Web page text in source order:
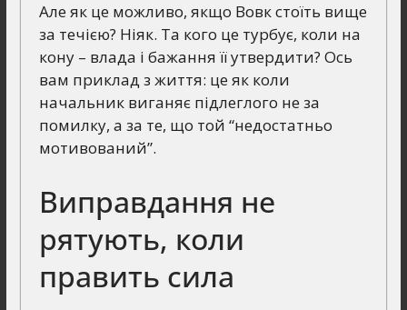
Але як це можливо, якщо Вовк стоїть вище
за течією? Ніяк. Та кого це турбує, коли на
кону – влада і бажання її утвердити? Ось
вам приклад з життя: це як коли
начальник виганяє підлеглого не за
помилку, а за те, що той “недостатньо
мотивований”.
Виправдання не
рятують, коли
править сила